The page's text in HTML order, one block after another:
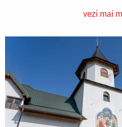
vezi mai